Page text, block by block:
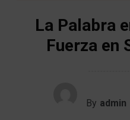
La Palabra
Fuerza en
By admin